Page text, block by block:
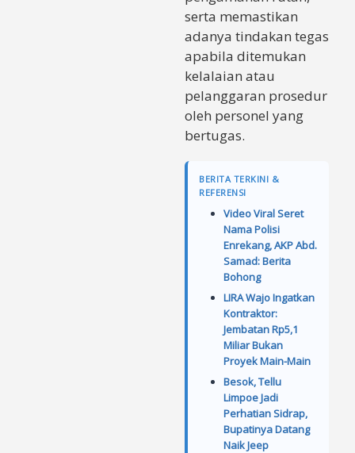
serta memastikan
adanya tindakan tegas
apabila ditemukan
kelalaian atau
pelanggaran prosedur
oleh personel yang
bertugas.
BERITA TERKINI &
REFERENSI
Video Viral Seret
Nama Polisi
Enrekang, AKP Abd.
Samad: Berita
Bohong
LIRA Wajo Ingatkan
Kontraktor:
Jembatan Rp5,1
Miliar Bukan
Proyek Main-Main
Besok, Tellu
Limpoe Jadi
Perhatian Sidrap,
Bupatinya Datang
Naik Jeep